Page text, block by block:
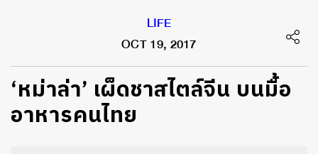
LIFE
OCT 19, 2017
​‘หม่าล่า’ เผ็ดชาสไตล์จีน บนมื้อ
อาหารคนไทย